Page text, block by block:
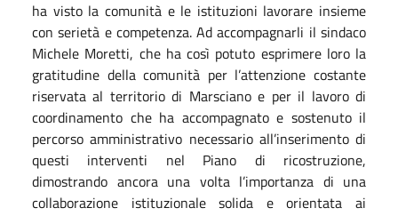
ha visto la comunità e le istituzioni lavorare insieme
con serietà e competenza. Ad accompagnarli il sindaco
Michele Moretti, che ha così potuto esprimere loro la
gratitudine della comunità per l’attenzione costante
riservata al territorio di Marsciano e per il lavoro di
coordinamento che ha accompagnato e sostenuto il
percorso amministrativo necessario all’inserimento di
questi interventi nel Piano di ricostruzione,
dimostrando ancora una volta l’importanza di una
collaborazione istituzionale solida e orientata ai